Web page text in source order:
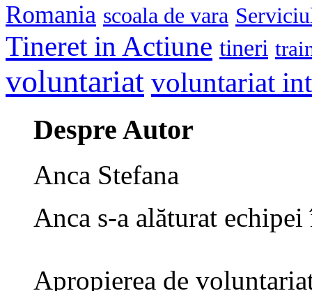
Romania scoala de vara
Tineret in Actiune tineri
voluntariat voluntariat
Despre Autor
Anca Stefana
Anca s-a alăturat
Apropierea de